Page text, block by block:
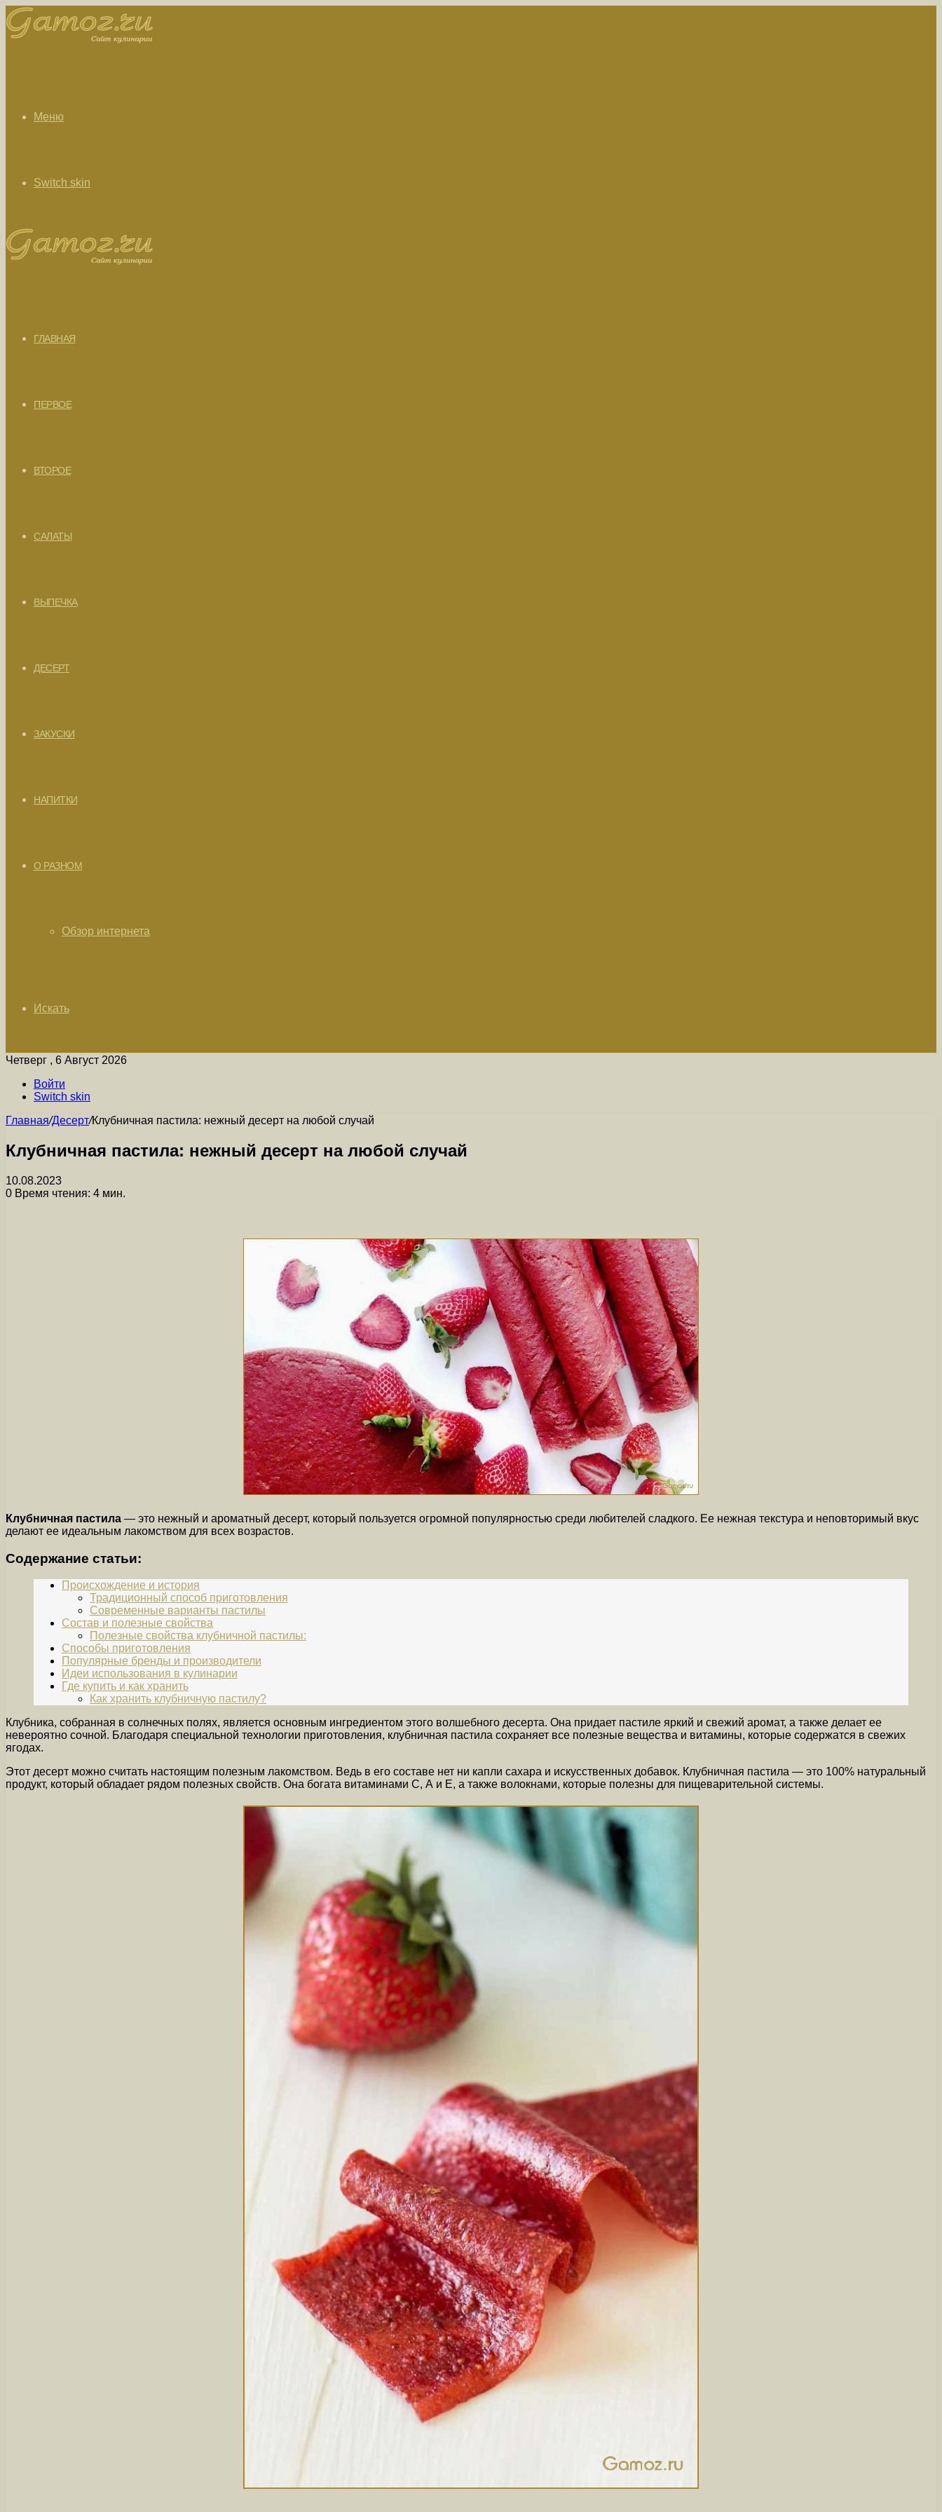
Меню
Switch skin
ГЛАВНАЯ
ПЕРВОЕ
ВТОРОЕ
САЛАТЫ
ВЫПЕЧКА
ДЕСЕРТ
ЗАКУСКИ
НАПИТКИ
О РАЗНОМ
Обзор интернета
Искать
Четверг , 6 Август 2026
Войти
Switch skin
Главная/Десерт/Клубничная пастила: нежный десерт на любой случай
Клубничная пастила: нежный десерт на любой случай
10.08.2023
0 Время чтения: 4 мин.
Клубничная пастила — это нежный и ароматный десерт, который пользуется огромной популярностью среди любителей сладкого. Ее нежная текстура и неповторимый вкус
делают ее идеальным лакомством для всех возрастов.
Содержание статьи:
Происхождение и история
Традиционный способ приготовления
Современные варианты пастилы
Состав и полезные свойства
Полезные свойства клубничной пастилы:
Способы приготовления
Популярные бренды и производители
Идеи использования в кулинарии
Где купить и как хранить
Как хранить клубничную пастилу?
Клубника, собранная в солнечных полях, является основным ингредиентом этого волшебного десерта. Она придает пастиле яркий и свежий аромат, а также делает ее
невероятно сочной. Благодаря специальной технологии приготовления, клубничная пастила сохраняет все полезные вещества и витамины, которые содержатся в свежих
ягодах.
Этот десерт можно считать настоящим полезным лакомством. Ведь в его составе нет ни капли сахара и искусственных добавок. Клубничная пастила — это 100% натуральный
продукт, который обладает рядом полезных свойств. Она богата витаминами С, А и Е, а также волокнами, которые полезны для пищеварительной системы.